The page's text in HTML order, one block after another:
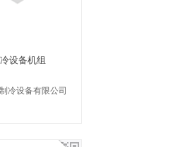
设备机组
冷设备有限公司